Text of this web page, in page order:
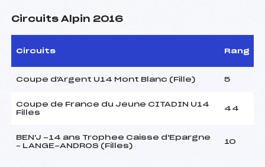
Circuits Alpin 2016
Circuits Rang
Coupe d'Argent U14 Mont Blanc (Fille) 5
Coupe de France du Jeune CITADIN U14
Filles
44
BEN'J -14 ans Trophee Caisse d'Epargne
– LANGE-ANDROS (Filles)
10